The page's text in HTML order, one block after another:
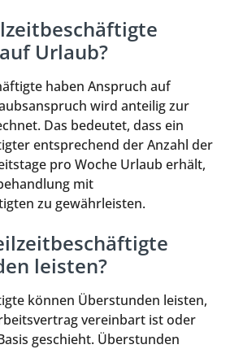
Urlaub?
haben Anspruch auf
wird anteilig zur
Das bedeutet, dass ein
entsprechend der Anzahl der
pro Woche Urlaub erhält,
mit
zu gewährleisten.
leisten?
können Überstunden leisten,
vereinbart ist oder
geschieht. Überstunden